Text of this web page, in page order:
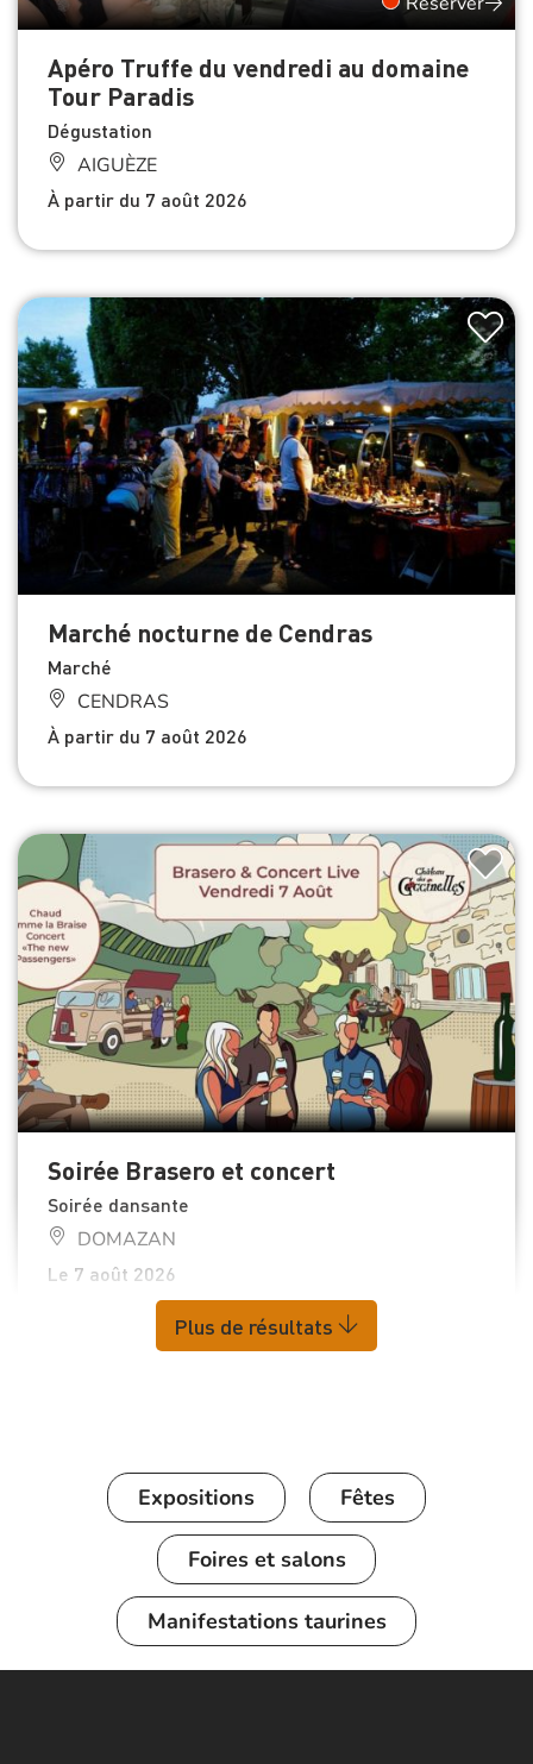
Apéro Truffe du vendredi au domaine
Tour Paradis
Dégustation
AIGUÈZE
À partir du 7 août 2026
Marché nocturne de Cendras
Marché
CENDRAS
À partir du 7 août 2026
Soirée Brasero et concert
Soirée dansante
DOMAZAN
Le 7 août 2026
Plus de résultats
Expositions Fêtes
Foires et salons
Manifestations taurines